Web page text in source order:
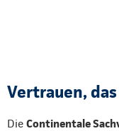
Vertrauen,
Die Continentale